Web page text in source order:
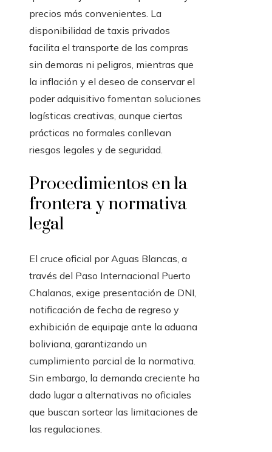
precios más convenientes. La
disponibilidad de taxis privados
facilita el transporte de las compras
sin demoras ni peligros, mientras que
la inflación y el deseo de conservar el
poder adquisitivo fomentan soluciones
logísticas creativas, aunque ciertas
prácticas no formales conllevan
riesgos legales y de seguridad.
Procedimientos en la
frontera y normativa
legal
El cruce oficial por Aguas Blancas, a
través del Paso Internacional Puerto
Chalanas, exige presentación de DNI,
notificación de fecha de regreso y
exhibición de equipaje ante la aduana
boliviana, garantizando un
cumplimiento parcial de la normativa.
Sin embargo, la demanda creciente ha
dado lugar a alternativas no oficiales
que buscan sortear las limitaciones de
las regulaciones.